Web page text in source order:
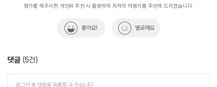
평가를 해주시면 개인화 추천 시 활용하여 최적의 여행지를 추천해 드리겠습니다.
좋아요! 별로예요
댓글 (5건)